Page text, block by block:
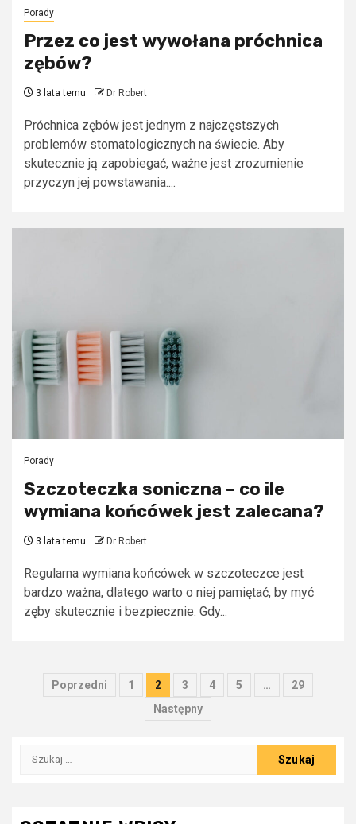
Porady
Przez co jest wywołana próchnica
zębów?
3 lata temu Dr Robert
Próchnica zębów jest jednym z najczęstszych
problemów stomatologicznych na świecie. Aby
skutecznie ją zapobiegać, ważne jest zrozumienie
przyczyn jej powstawania....
Porady
Szczoteczka soniczna – co ile
wymiana końcówek jest zalecana?
3 lata temu Dr Robert
Regularna wymiana końcówek w szczoteczce jest
bardzo ważna, dlatego warto o niej pamiętać, by myć
zęby skutecznie i bezpiecznie. Gdy...
Stronicowanie
Poprzedni 1 2 3 4 5 …
29
Następny
Szukaj: